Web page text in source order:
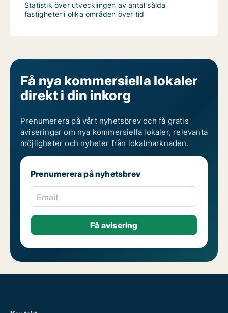
Statistik över utvecklingen av antal sålda
fastigheter i olika områden över tid
Få nya kommersiella lokaler
direkt i din inkorg
Prenumerera på vårt nyhetsbrev och få gratis
aviseringar om nya kommersiella lokaler, relevanta
möjligheter och nyheter från lokalmarknaden.
Prenumerera på nyhetsbrev
Email